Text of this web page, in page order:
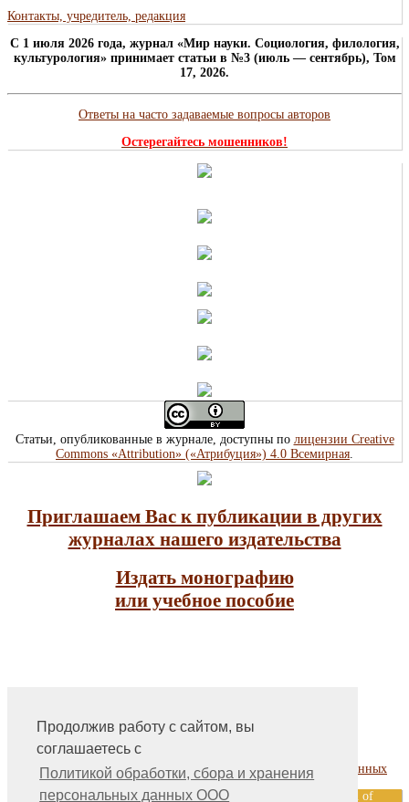
Продолжив работу с сайтом, вы
соглашаетесь с
Политикой обработки, сбора и хранения
персональных данных ООО
Контакты, учредитель, редакция
C 1 июля 2026 года, журнал «Мир науки. Социология, филология,
культурология» принимает статьи в №3 (июль — сентябрь), Том
17, 2026.
Ответы на часто задаваемые вопросы авторов
Остерегайтесь мошенников!
Статьи, опубликованные в журнале, доступны по лицензии Creative
Commons «Attribution» («Атрибуция») 4.0 Всемирная.
Приглашаем Вас к публикации в других
журналах нашего издательства
Издать монографию
или учебное пособие
На главную
Контакты, учредитель, редакция
Политика обработки, сбора и хранения персональных данных
ООО «Издательство «Мир науки» \ «Publishing company «World of